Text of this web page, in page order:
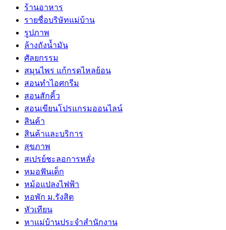
ร้านอาหาร
รายชื่อบริษัทแม่บ้าน
รูปภาพ
ล้างถังน้ำมัน
ศัลยกรรม
สมุนไพร แก้กรดไหลย้อน
สอนทำไอศกรีม
สอนสักคิ้ว
สอนเขียนโปรแกรมออนไลน์
สินค้า
สินค้าและบริการ
สุขภาพ
สเปรย์ชะลอการหลั่ง
หมอฟันเด็ก
หม้อแปลงไฟฟ้า
หอพัก ม.รังสิต
หัวเทียน
หาแม่บ้านประจำสำนักงาน